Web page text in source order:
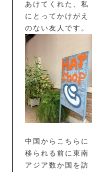
あけてくれた、私
にとってかけがえ
のない友人です。
中国からこちらに
移られる前に東南
アジア数か国を訪